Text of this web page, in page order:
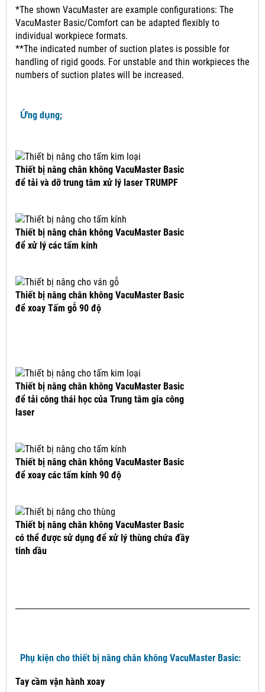
*The shown VacuMaster are example configurations: The
VacuMaster Basic/Comfort can be adapted flexibly to
individual workpiece formats.
**The indicated number of suction plates is possible for
handling of rigid goods. For unstable and thin workpieces the
numbers of suction plates will be increased.
Ứng dụng;
Thiết bị nâng chân không VacuMaster Basic
để tải và dỡ trung tâm xử lý laser TRUMPF
Thiết bị nâng chân không VacuMaster Basic
để xử lý các tấm kính
Thiết bị nâng chân không VacuMaster Basic
để xoay Tấm gỗ 90 độ
Thiết bị nâng chân không VacuMaster Basic
để tải công thái học của Trung tâm gia công
laser
Thiết bị nâng chân không VacuMaster Basic
để xoay các tấm kính 90 độ
Thiết bị nâng chân không VacuMaster Basic
có thể được sử dụng để xử lý thùng chứa đầy
tinh dầu
Phụ kiện cho thiết bị nâng chân không VacuMaster Basic:
Tay cầm vận hành xoay